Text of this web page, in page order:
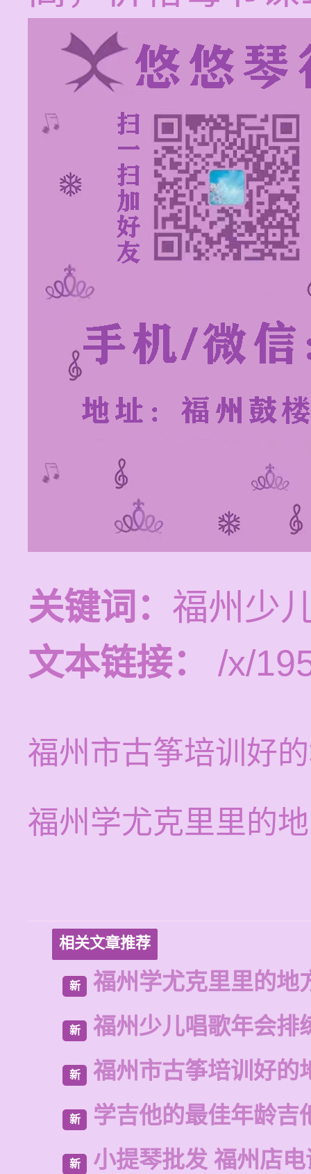
关键词： 福州少
文本链接：
/x/
福州市古筝培训好
福州学尤克里里的
相关文章推荐
新 福州学尤克里里的地
新 福州少儿唱歌年会排
新 福州市古筝培训好的
新 学吉他的最佳年龄吉
新 小提琴批发 福州店